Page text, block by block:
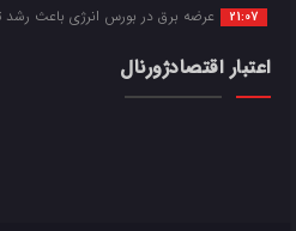
21:07 عرضه برق در بورس انرژی باعث رشد
اعتبار اقتصادژورنال